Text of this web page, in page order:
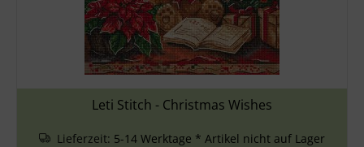
Leti Stitch - Christmas Wishes
Lieferzeit: 5-14 Werktage * Artikel nicht auf Lager